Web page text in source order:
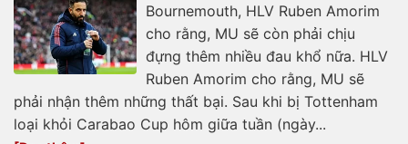
Bournemouth, HLV Ruben Amorim
cho rằng, MU sẽ còn phải chịu
đựng thêm nhiều đau khổ nữa. HLV
Ruben Amorim cho rằng, MU sẽ
phải nhận thêm những thất bại. Sau khi bị Tottenham
loại khỏi Carabao Cup hôm giữa tuần (ngày...